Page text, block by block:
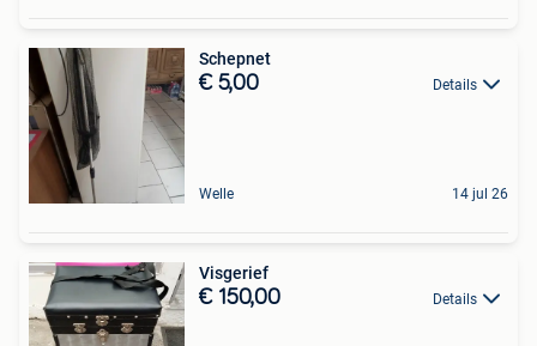
Schepnet
€ 5,00 Details
Welle 14 jul 26
Visgerief
€ 150,00 Details